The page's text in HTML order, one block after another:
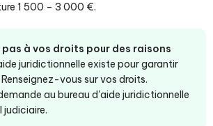
1 500 – 3 000 €.
pas à vos droits pour des raisons
juridictionnelle existe pour garantir
vous sur vos droits.
au bureau d'aide juridictionnelle
judiciaire.